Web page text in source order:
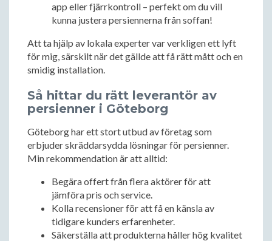
app eller fjärrkontroll – perfekt om du vill
kunna justera persiennerna från soffan!
Att ta hjälp av lokala experter var verkligen ett lyft
för mig, särskilt när det gällde att få rätt mått och en
smidig installation.
Så hittar du rätt leverantör av
persienner i Göteborg
Göteborg har ett stort utbud av företag som
erbjuder skräddarsydda lösningar för persienner.
Min rekommendation är att alltid:
Begära offert från flera aktörer för att
jämföra pris och service.
Kolla recensioner för att få en känsla av
tidigare kunders erfarenheter.
Säkerställa att produkterna håller hög kvalitet